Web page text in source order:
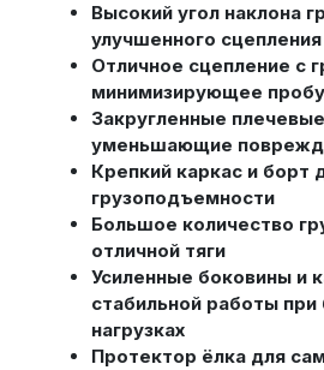
Высокий угол наклона
улучшенного
Отличное сцепление с
минимизирующее
Закругленные
уменьшающие
Крепкий каркас и борт
грузоподъемности
Большое количество
отличной тяги
Усиленные боковины и
стабильной работы
нагрузках
Протектор ёлка для